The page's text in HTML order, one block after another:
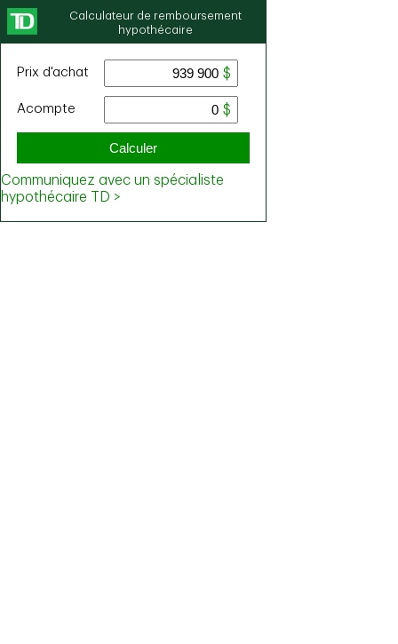
Calculateur de remboursement
hypothécaire
Prix ​​d'achat
Acompte
Calculer
Communiquez avec un spécialiste
hypothécaire TD >